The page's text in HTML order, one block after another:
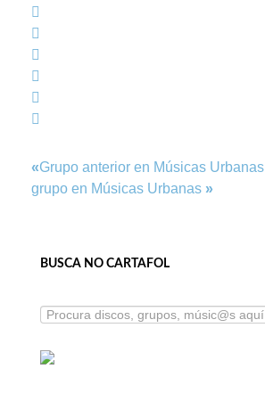
«Grupo anterior en Músicas Urbanas
grupo en Músicas Urbanas »
BUSCA NO CARTAFOL